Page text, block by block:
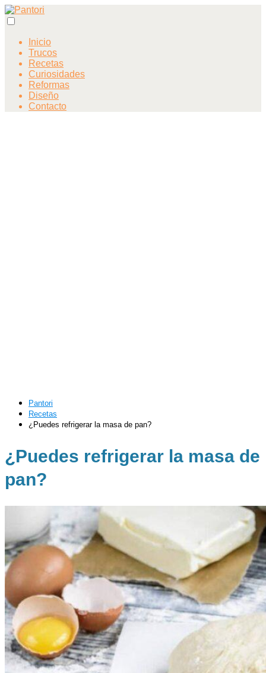
Inicio
Trucos
Recetas
Curiosidades
Reformas
Diseño
Contacto
Pantori
Recetas
¿Puedes refrigerar la masa de pan?
¿Puedes refrigerar la masa de
pan?